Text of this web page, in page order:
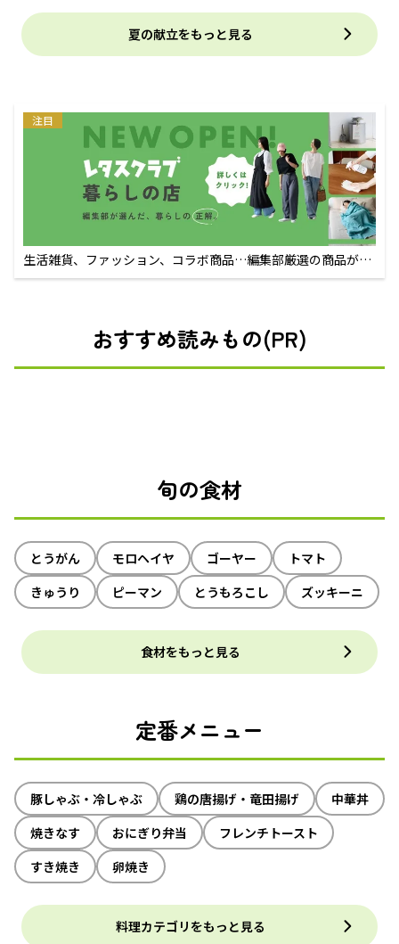
夏の献立をもっと見る
注目
生活雑貨、ファッション、コラボ商品…編集部厳選の商品が買
えるECサイト
おすすめ読みもの(PR)
旬の食材
とうがん モロヘイヤ ゴーヤー
トマト
きゅうり
ピーマン とうもろこし ズッキーニ
食材をもっと見る
定番メニュー
豚しゃぶ・冷しゃぶ 鶏の唐揚げ・竜田揚げ
中華丼
焼きなす
おにぎり弁当
フレンチトースト
すき焼き
卵焼き
料理カテゴリをもっと見る